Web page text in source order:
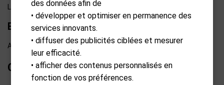
Life Force
Baume à lèvres 7.5g
Available from external warehouse
CHF 7.90
des données afin de
• développer et optimiser en permanence des
services innovants.
• diffuser des publicités ciblées et mesurer
leur efficacité.
• afficher des contenus personnalisés en
fonction de vos préférences.